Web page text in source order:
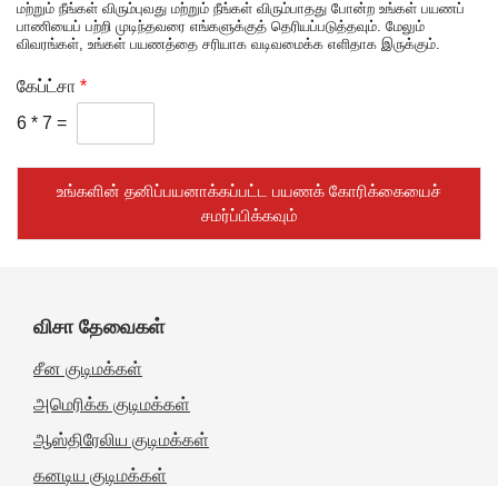
மற்றும் நீங்கள் விரும்புவது மற்றும் நீங்கள் விரும்பாதது போன்ற உங்கள் பயணப்
பாணியைப் பற்றி முடிந்தவரை எங்களுக்குத் தெரியப்படுத்தவும். மேலும்
விவரங்கள், உங்கள் பயணத்தை சரியாக வடிவமைக்க எளிதாக இருக்கும்.
கேப்ட்சா *
6 * 7 =
உங்களின் தனிப்பயனாக்கப்பட்ட பயணக் கோரிக்கையைச்
சமர்ப்பிக்கவும்
விசா தேவைகள்
சீன குடிமக்கள்
அமெரிக்க குடிமக்கள்
ஆஸ்திரேலிய குடிமக்கள்
கனடிய குடிமக்கள்